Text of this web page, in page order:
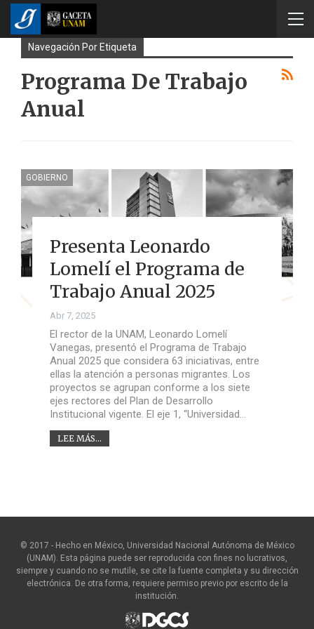
Navegación Por Etiqueta
Programa De Trabajo
Anual
GOBIERNO
Presenta Leonardo
Lomelí el Programa de
Trabajo Anual 2025
Abr 7, 2025
El rector de la UNAM, Leonardo Lomelí
Vanegas, presentó el Programa de Trabajo
Anual 2025 que considera 63 iniciativas, entre
ellas la atención a personas migrantes. Los
proyectos se agrupan conforme a los siete
ejes rectores del Plan de Desarrollo
Institucional vigente. El eje 1, “Universidad…
LEE MÁS...
© 2017 - Hecho en México, Universidad Nacional Autónoma de México
(UNAM). Esta página puede ser reproducida con fines no lucrativos,
siempre y cuando no se mutile, se cite la fuente completa y su dirección
electrónica. De otra forma, requiere permiso previo por escrito de la
institución.